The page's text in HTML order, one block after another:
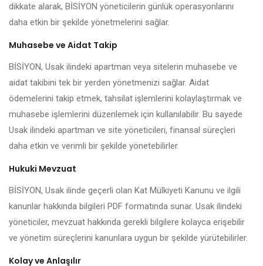
dikkate alarak, BİSİYON yöneticilerin günlük operasyonlarını
daha etkin bir şekilde yönetmelerini sağlar.
Muhasebe ve Aidat Takip
BİSİYON, Usak ilindeki apartman veya sitelerin muhasebe ve
aidat takibini tek bir yerden yönetmenizi sağlar. Aidat
ödemelerini takip etmek, tahsilat işlemlerini kolaylaştırmak ve
muhasebe işlemlerini düzenlemek için kullanılabilir. Bu sayede
Usak ilindeki apartman ve site yöneticileri, finansal süreçleri
daha etkin ve verimli bir şekilde yönetebilirler.
Hukuki Mevzuat
BİSİYON, Usak ilinde geçerli olan Kat Mülkiyeti Kanunu ve ilgili
kanunlar hakkında bilgileri PDF formatında sunar. Usak ilindeki
yöneticiler, mevzuat hakkında gerekli bilgilere kolayca erişebilir
ve yönetim süreçlerini kanunlara uygun bir şekilde yürütebilirler.
Kolay ve Anlaşılır